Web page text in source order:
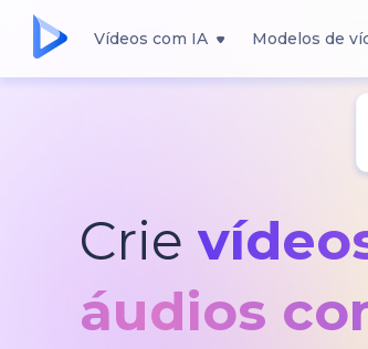
Vídeos com IA Modelos de
Crie
áudios